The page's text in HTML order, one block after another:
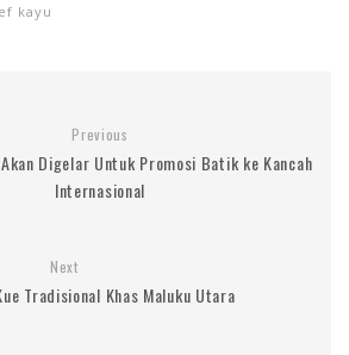
kayu
Previous
Digelar Untuk Promosi Batik ke Kancah
Internasional
Next
Tradisional Khas Maluku Utara